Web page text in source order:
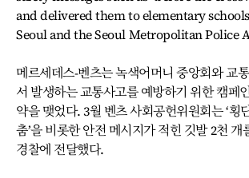
and delivered them to elementary
Seoul and the Seoul Metropolitan Police
메르세데스-벤츠는 녹색어머니 중앙회와 교
서 발생하는 교통사고를 예방하기 위한 캠페
약을 맺었다. 3월 벤츠 사회공헌위원회는 ‘횡
춤’을 비롯한 안전 메시지가 적힌 깃발 2천 개
경찰에 전달했다.